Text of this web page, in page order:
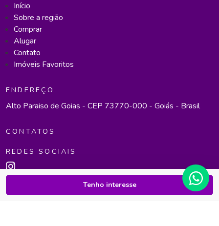
Tenho interesse
Início
Sobre a região
Comprar
Alugar
Contato
Imóveis Favoritos
ENDEREÇO
Alto Paraiso de Goias - CEP 73770-000 - Goiás - Brasil
CONTATOS
REDES SOCIAIS